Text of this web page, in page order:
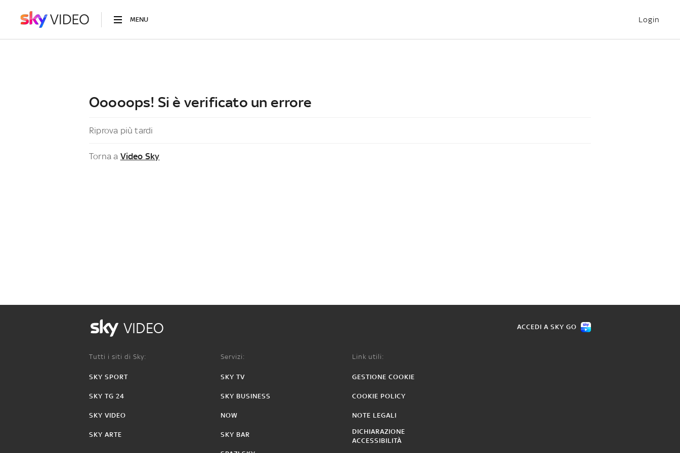
MENU Login
Ooooops! Si è verificato un errore
Riprova più tardi
Torna a Video Sky
VIDEO ACCEDI A SKY GO
Tutti i siti di Sky:
SKY SPORT
SKY TG 24
SKY VIDEO
SKY ARTE
Servizi:
SKY TV
SKY BUSINESS
NOW
SKY BAR
Link utili:
GESTIONE COOKIE
COOKIE POLICY
NOTE LEGALI
DICHIARAZIONE
ACCESSIBILITÀ